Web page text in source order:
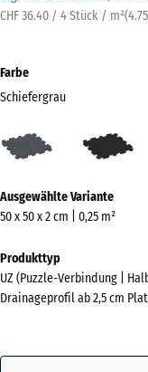
CHF 36.40 / 4 Stück / m²(4.75
Farbe
Schiefergrau
(active)
Informationen
zu
Farben?
Farbpalette
(active)
Ausgewählte Variante
50 x 50 x 2 cm | 0,25 m²
Produkttyp
UZ (Puzzle-Verbindung |
Drainageprofil ab 2,5 cm